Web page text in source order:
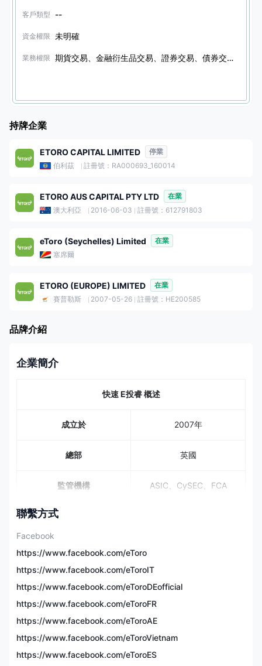
客戶類型 --
資金權限 未明確
業務權限 期貨交易、金融衍生品交易、證券交易、債券交易、其他金融產品交易、期權交易
持牌企業
ETORO CAPITAL LIMITED
停業
伯利茲
註冊號：RA000693_160014
ETORO AUS CAPITAL PTY LTD
在業
澳大利亞
2016-06-03 註冊號：612791803
eToro (Seychelles) Limited
在業
塞席爾
ETORO (EUROPE) LIMITED
在業
賽普勒斯
2007-05-26 註冊號：HE200585
品牌介紹
企業簡介
快速 E投睿 概述
成立於 2007年
總部 英國
監管機構 ASIC、CySEC、FCA
可交易資產
模擬帳戶
元）
最低存款
交易費用
從1點差（歐元/美元）免
聯繫方式
Facebook
https://www.facebook.com/eToro
https://www.facebook.com/eToroIT
https://www.facebook.com/eToroDEofficial
https://www.facebook.com/eToroFR
https://www.facebook.com/eToroAE
https://www.facebook.com/eToroVietnam
https://www.facebook.com/eToroES